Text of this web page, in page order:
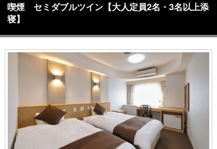
喫煙 セミダブルツイン【大人定員2名・3名以上添
寝】